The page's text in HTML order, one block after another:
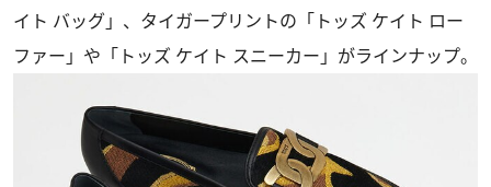
イト バッグ」、タイガープリントの「トッズ ケイト ロー
ファー」や「トッズ ケイト スニーカー」がラインナップ。